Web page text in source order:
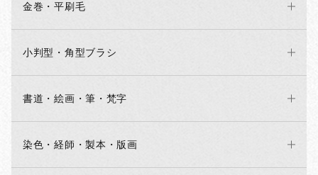
金巻・平刷毛
小判型・角型ブラシ
書道・絵画・筆・梵字
染色・経師・製本・版画